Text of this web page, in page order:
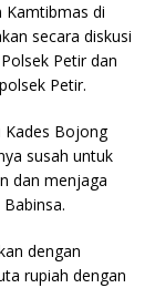
Kamtibmas di
secara diskusi
Petir dan
Petir.
Kades Bojong
susah untuk
dan menjaga
dengan
rupiah dengan